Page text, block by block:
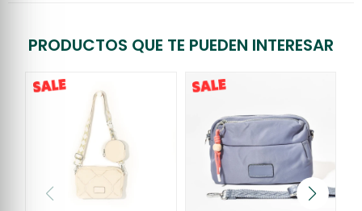
PRODUCTOS QUE TE PUEDEN INTERESAR